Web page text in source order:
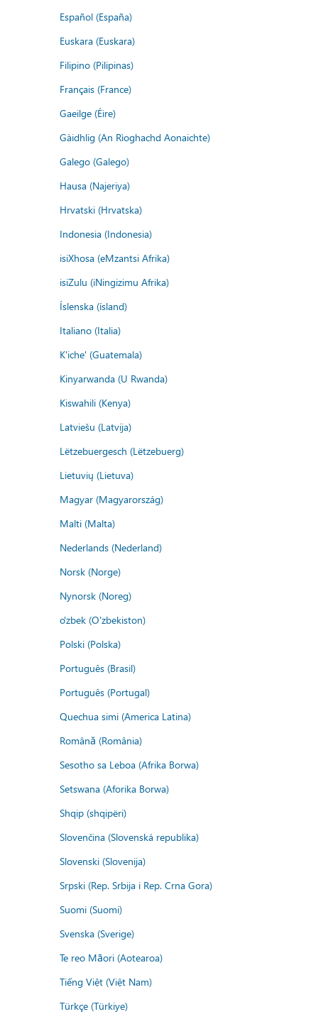
Español (España)
Euskara (Euskara)
Filipino (Pilipinas)
Français (France)
Gaeilge (Éire)
Gàidhlig (An Rìoghachd Aonaichte)
Galego (Galego)
Hausa (Najeriya)
Hrvatski (Hrvatska)
Indonesia (Indonesia)
isiXhosa (eMzantsi Afrika)
isiZulu (iNingizimu Afrika)
Íslenska (ísland)
Italiano (Italia)
K'iche' (Guatemala)
Kinyarwanda (U Rwanda)
Kiswahili (Kenya)
Latviešu (Latvija)
Lëtzebuergesch (Lëtzebuerg)
Lietuvių (Lietuva)
Magyar (Magyarország)
Malti (Malta)
Nederlands (Nederland)
Norsk (Norge)
Nynorsk (Noreg)
o'zbek (O'zbekiston)
Polski (Polska)
Português (Brasil)
Português (Portugal)
Quechua simi (America Latina)
Română (România)
Sesotho sa Leboa (Afrika Borwa)
Setswana (Aforika Borwa)
Shqip (shqipëri)
Slovenčina (Slovenská republika)
Slovenski (Slovenija)
Srpski (Rep. Srbija i Rep. Crna Gora)
Suomi (Suomi)
Svenska (Sverige)
Te reo Māori (Aotearoa)
Tiếng Việt (Việt Nam)
Türkçe (Türkiye)